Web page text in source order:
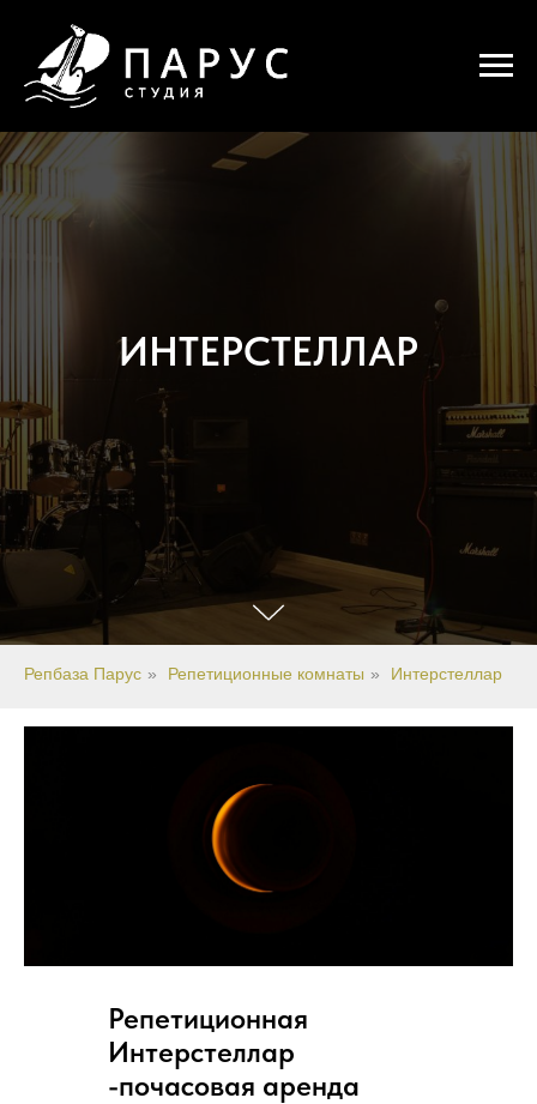
ИНТЕРСТЕЛЛАР
Репбаза Парус » Репетиционные комнаты » Интерстеллар
Репетиционная
Интерстеллар
-почасовая аренда